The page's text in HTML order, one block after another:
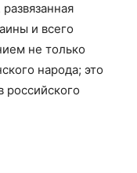
и всего
не только
народа; это